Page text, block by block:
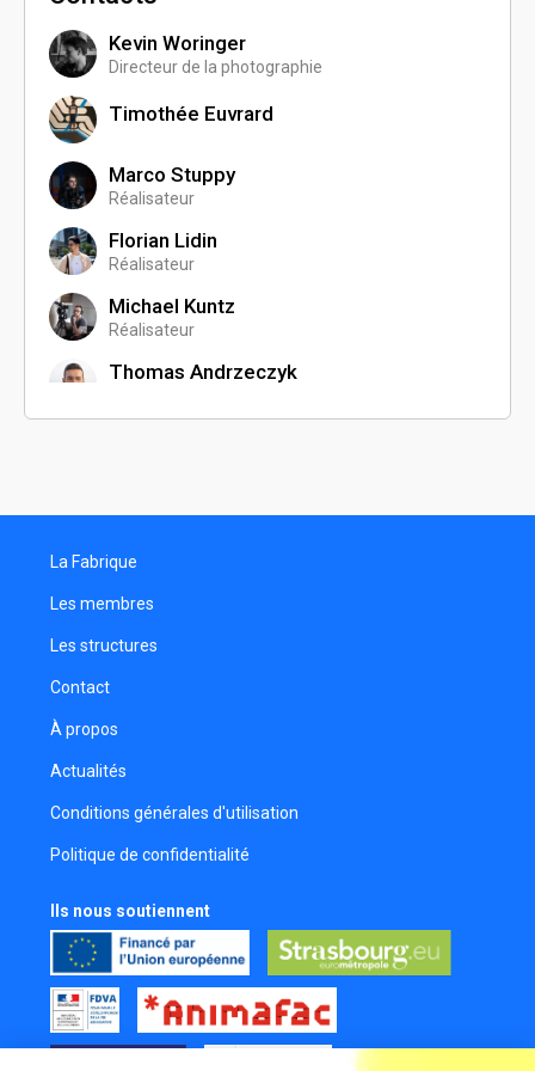
Kevin Woringer
Directeur de la photographie
Timothée Euvrard
Marco Stuppy
Réalisateur
Florian Lidin
Réalisateur
Michael Kuntz
Réalisateur
Thomas Andrzeczyk
Emmanuel Waltzer
Réalisateur
Laurent Bannwarth
Quentin Chevalier
Comédien
Matthias Ferron
Réalisateur
Adrien Maldonado
Monteur
Killian Herbert
Assistant réalisateur
Francois-Xavier Mercoeur
Réalisateur
La Fabrique
Les membres
Les structures
Contact
À propos
Actualités
Conditions générales d'utilisation
Politique de confidentialité
Ils nous soutiennent